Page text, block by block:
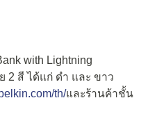
with Lightning
2 สี ได้แก่ ดำ และ ขาว
belkin.com/th/และร้านค้าชั้น